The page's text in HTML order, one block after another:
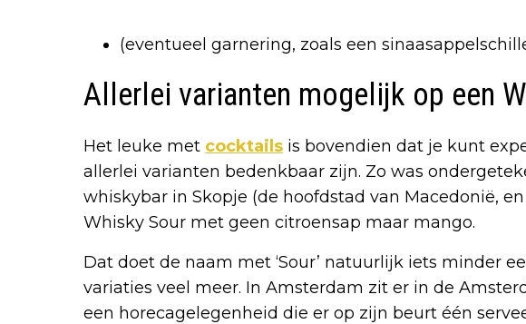
(eventueel garnering, zoals een
Allerlei varianten mogelijk op een
Het leuke met cocktails is bovendien dat je kunt
allerlei varianten bedenkbaar zijn. Zo was
whiskybar in Skopje (de hoofdstad van Macedonië,
Whisky Sour met geen citroensap maar mango.
Dat doet de naam met ‘Sour’ natuurlijk iets minder
variaties veel meer. In Amsterdam zit er in de
een horecagelegenheid die er op zijn beurt één